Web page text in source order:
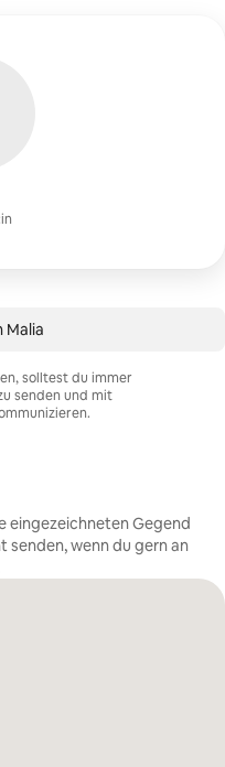
Malia
solltest du immer
senden und mit
eingezeichneten Gegend
senden, wenn du gern an